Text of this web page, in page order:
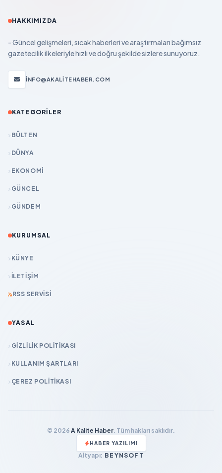
HAKKIMIZDA
- Güncel gelişmeleri, sıcak haberleri ve araştırmaları bağımsız
gazetecilik ilkeleriyle hızlı ve doğru şekilde sizlere sunuyoruz.
INFO@AKALITEHABER.COM
KATEGORILER
BÜLTEN
DÜNYA
EKONOMİ
GÜNCEL
GÜNDEM
KURUMSAL
KÜNYE
İLETIŞIM
RSS SERVISI
YASAL
GIZLILIK POLITIKASI
KULLANIM ŞARTLARI
ÇEREZ POLITIKASI
© 2026 A Kalite Haber. Tüm hakları saklıdır.
HABER YAZILIMI
Altyapı: BEYNSOFT